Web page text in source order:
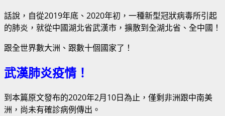
話說，自從2019年底、2020年初，一種新型冠狀病毒所引起
的肺炎，就從中國湖北省武漢市，擴散到全湖北省、全中國！
跟全世界數大洲、跟數十個國家了！
武漢肺炎疫情！
到本篇原文發布的2020年2月10日為止，僅剩非洲跟中南美
洲，尚未有確診病例傳出。